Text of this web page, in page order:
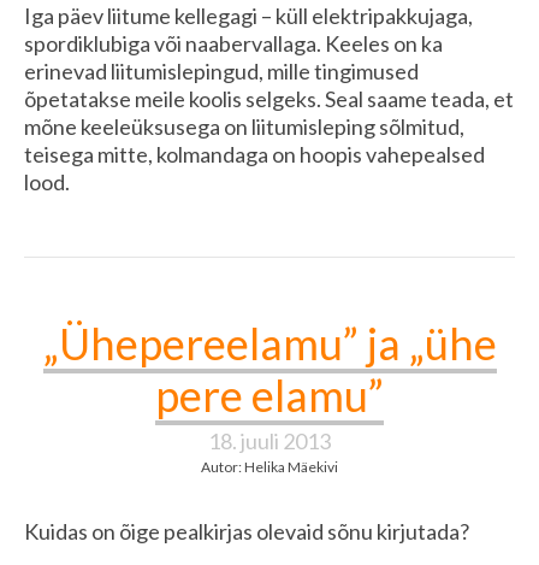
Iga päev liitume kellegagi – küll elektripakkujaga,
spordiklubiga või naabervallaga. Keeles on ka
erinevad liitumislepingud, mille tingimused
õpetatakse meile koolis selgeks. Seal saame teada, et
mõne keeleüksusega on liitumisleping sõlmitud,
teisega mitte, kolmandaga on hoopis vahepealsed
lood.
„Ühepereelamu” ja „ühe
pere elamu”
18. juuli 2013
Autor: Helika Mäekivi
Kuidas on õige pealkirjas olevaid sõnu kirjutada?